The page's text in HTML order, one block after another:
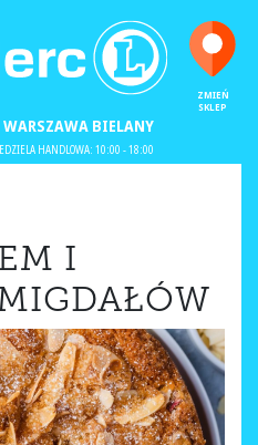
ZMIEŃ
SKLEP
WARSZAWA BIELANY
HANDLOWA: 10:00 - 18:00
I